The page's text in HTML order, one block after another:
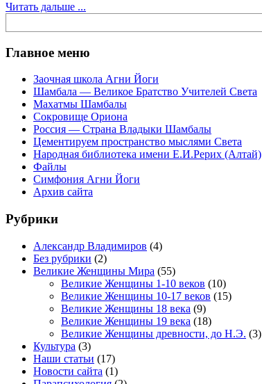
Читать дальше ...
Главное меню
Заочная школа Агни Йоги
Шамбала — Великое Братство Учителей Света
Махатмы Шамбалы
Сокровище Ориона
Россия — Страна Владыки Шамбалы
Цементируем пространство мыслями Света
Народная библиотека имени Е.И.Рерих (Алтай)
Файлы
Симфония Агни Йоги
Архив сайта
Рубрики
Александр Владимиров (4)
Без рубрики (2)
Великие Женщины Мира (55)
Великие Женщины 1-10 веков (10)
Великие Женщины 10-17 веков (15)
Великие Женщины 18 века (9)
Великие Женщины 19 века (18)
Великие Женщины древности, до Н.Э. (3)
Культура (3)
Наши статьи (17)
Новости сайта (1)